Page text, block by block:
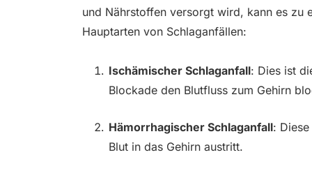
und Nährstoffen versorgt wird, kann es zu
Hauptarten von Schlaganfällen:
Ischämischer Schlaganfall: Dies ist
Blockade den Blutfluss zum Gehirn
Hämorrhagischer Schlaganfall:
Blut in das Gehirn austritt.